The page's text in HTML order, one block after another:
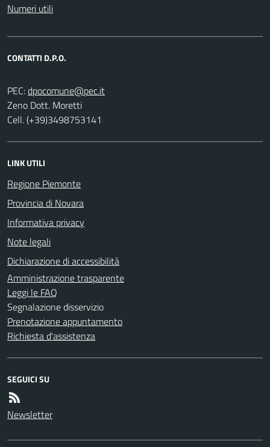
Numeri utili
CONTATTI D.P.O.
PEC:
Zeno Dott. Moretti
Cell. (+39)3498753141
LINK UTILI
Regione Piemonte
Provincia di Novara
Informativa privacy
Note legali
Dichiarazione di accessibilità
Amministrazione trasparente
Leggi le FAQ
Segnalazione disservizio
Prenotazione appuntamento
Richiesta d'assistenza
SEGUICI SU
Newsletter